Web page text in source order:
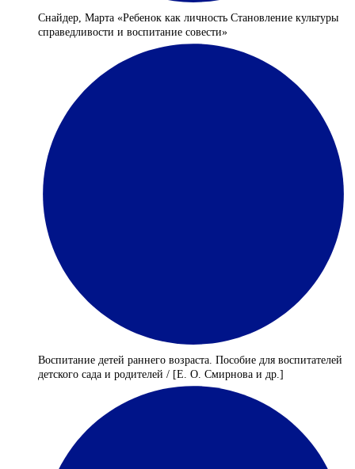
Снайдер, Марта «Ребенок как личность Становление культуры
справедливости и воспитание совести»
Воспитание детей раннего возраста. Пособие для воспитателей
детского сада и родителей / [Е. О. Смирнова и др.]